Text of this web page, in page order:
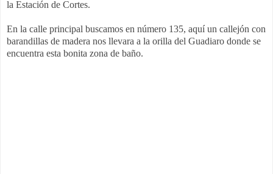
la Estación de Cortes.
En la calle principal buscamos en número 135, aquí un callejón con
barandillas de madera nos llevara a la orilla del Guadiaro donde se
encuentra esta bonita zona de baño.